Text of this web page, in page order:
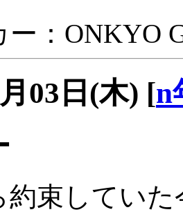
ー：ONKYO
03日(木) [n
約束してい